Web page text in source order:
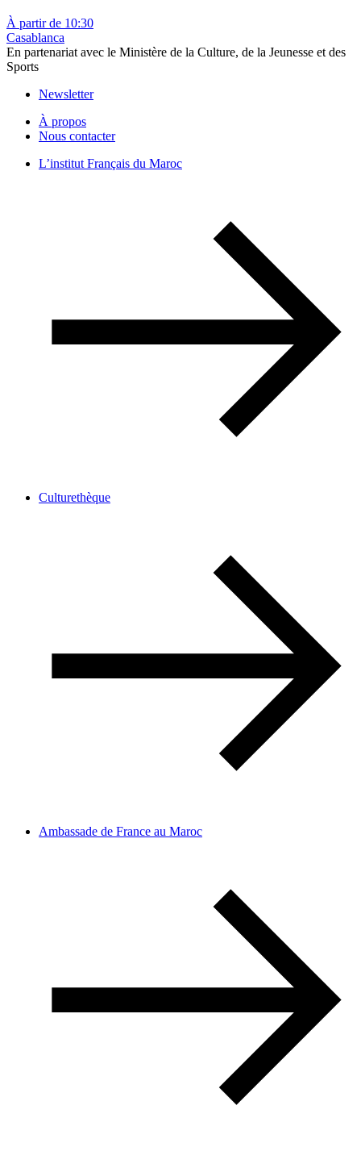
À partir de 10:30
Casablanca
En partenariat avec le Ministère de la Culture, de la Jeunesse et des
Sports
Newsletter
À propos
Nous contacter
L’institut Français du Maroc
Culturethèque
Ambassade de France au Maroc